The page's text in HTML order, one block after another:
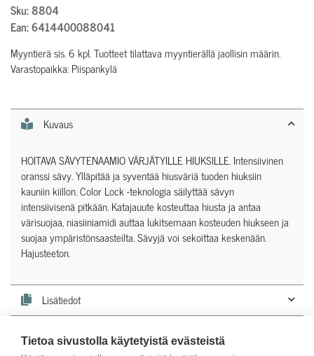
Tietoa sivustolla käytetyistä evästeistä
Sku: 8804
Ean: 6414400088041
Myyntierä sis. 6 kpl. Tuotteet tilattava myyntierällä jaollisin määrin.
Varastopaikka: Piispankylä
Kuvaus
HOITAVA SÄVYTENAAMIO VÄRJÄTYILLE HIUKSILLE. Intensiivinen
oranssi sävy. Ylläpitää ja syventää hiusväriä tuoden hiuksiin
kauniin kiillon. Color Lock -teknologia säilyttää sävyn
intensiivisenä pitkään. Katajauute kosteuttaa hiusta ja antaa
värisuojaa, niasiiniamidi auttaa lukitsemaan kosteuden hiukseen ja
suojaa ympäristönsaasteilta. Sävyjä voi sekoittaa keskenään.
Hajusteeton.
Lisätiedot